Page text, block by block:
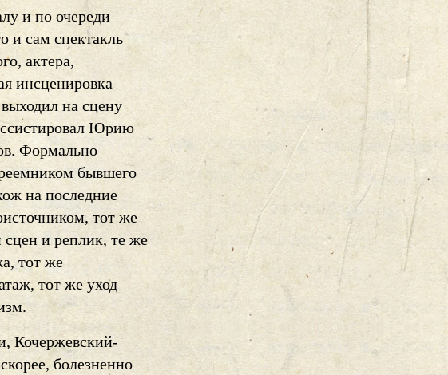
и по очереди
и сам спектакль
актера,
инсценировка
на сцену
Юрию
Формально
бывшего
на последние
тот же
и реплик, те же
тот же
тот же уход
Кочержевский-
болезненно